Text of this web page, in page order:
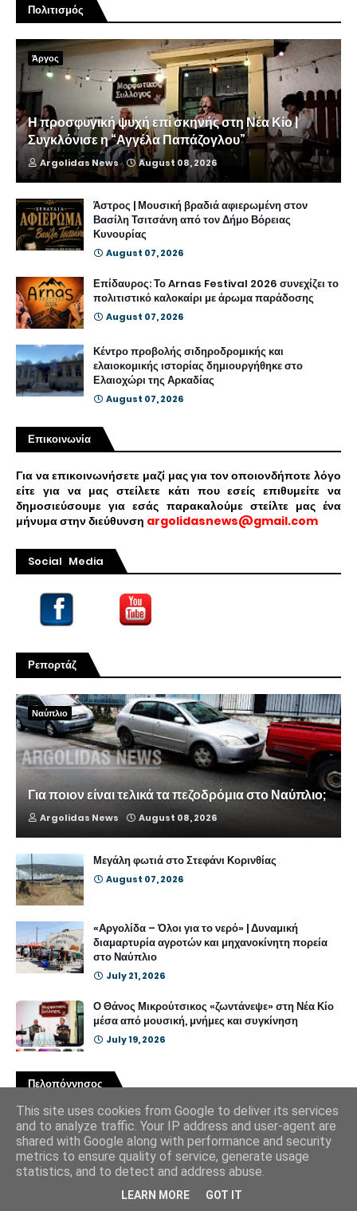
Πολιτισμός
Άργος
Η προσφυγική ψυχή επί σκηνής στη Νέα Κίο |
Συγκλόνισε η “Αγγέλα Παπάζογλου”
Argolidas News August 08, 2026
Άστρος | Μουσική βραδιά αφιερωμένη στον
Βασίλη Τσιτσάνη από τον Δήμο Βόρειας
Κυνουρίας
August 07, 2026
Επίδαυρος: Το Arnas Festival 2026 συνεχίζει το
πολιτιστικό καλοκαίρι με άρωμα παράδοσης
August 07, 2026
Κέντρο προβολής σιδηροδρομικής και
ελαιοκομικής ιστορίας δημιουργήθηκε στο
Ελαιοχώρι της Αρκαδίας
August 07, 2026
Επικοινωνία
Για να επικοινωνήσετε μαζί μας για τον οποιονδήποτε λόγο
είτε για να μας στείλετε κάτι που εσείς επιθυμείτε να
δημοσιεύσουμε για εσάς παρακαλούμε στείλτε μας ένα
μήνυμα στην διεύθυνση argolidasnews@gmail.com
Social Media
Ρεπορτάζ
Ναύπλιο
Για ποιον είναι τελικά τα πεζοδρόμια στο Ναύπλιο;
Argolidas News August 08, 2026
Μεγάλη φωτιά στο Στεφάνι Κορινθίας
August 07, 2026
«Αργολίδα – Όλοι για το νερό» | Δυναμική
διαμαρτυρία αγροτών και μηχανοκίνητη πορεία
στο Ναύπλιο
July 21, 2026
Ο Θάνος Μικρούτσικος «ζωντάνεψε» στη Νέα Κίο
μέσα από μουσική, μνήμες και συγκίνηση
July 19, 2026
Πελοπόννησος
Έργα
600.000 ευρώ για την αποκατάσταση της
Παράκαμψης Λυγουριού | Νέα παρέμβαση για την
This site uses cookies from Google to deliver its services
and to analyze traffic. Your IP address and user-agent are
shared with Google along with performance and security
metrics to ensure quality of service, generate usage
statistics, and to detect and address abuse.
LEARN MORE GOT IT